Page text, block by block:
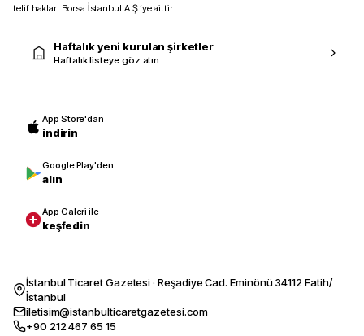
telif hakları Borsa İstanbul A.Ş.’ye aittir.
Haftalık yeni kurulan şirketler
Haftalık listeye göz atın
App Store'dan
indirin
Google Play'den
alın
App Galeri ile
keşfedin
İstanbul Ticaret Gazetesi · Reşadiye Cad. Eminönü 34112 Fatih/
İstanbul
iletisim@istanbulticaretgazetesi.com
+90 212 467 65 15